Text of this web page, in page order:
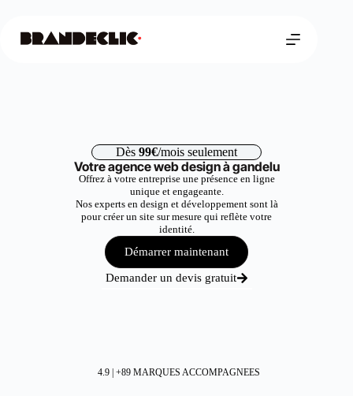
Dès 99€/mois seulement
Votre agence web design à gandelu
Offrez à votre entreprise une présence en ligne
unique et engageante.
Nos experts en design et développement sont là
pour créer un site sur mesure qui reflète votre
identité.
Démarrer maintenant
Demander un devis gratuit
4.9 | +89 MARQUES ACCOMPAGNEES